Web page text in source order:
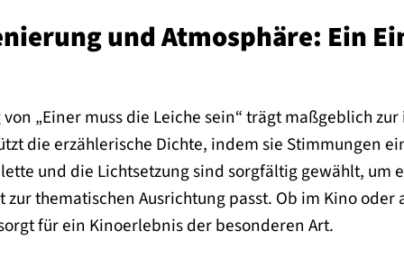
und Atmosphäre: Ein
„Einer muss die Leiche sein“ trägt maßgeblich
die erzählerische Dichte, indem sie Stimmungen
und die Lichtsetzung sind sorgfältig gewählt,
thematischen Ausrichtung passt. Ob im Kino
für ein Kinoerlebnis der besonderen Art.